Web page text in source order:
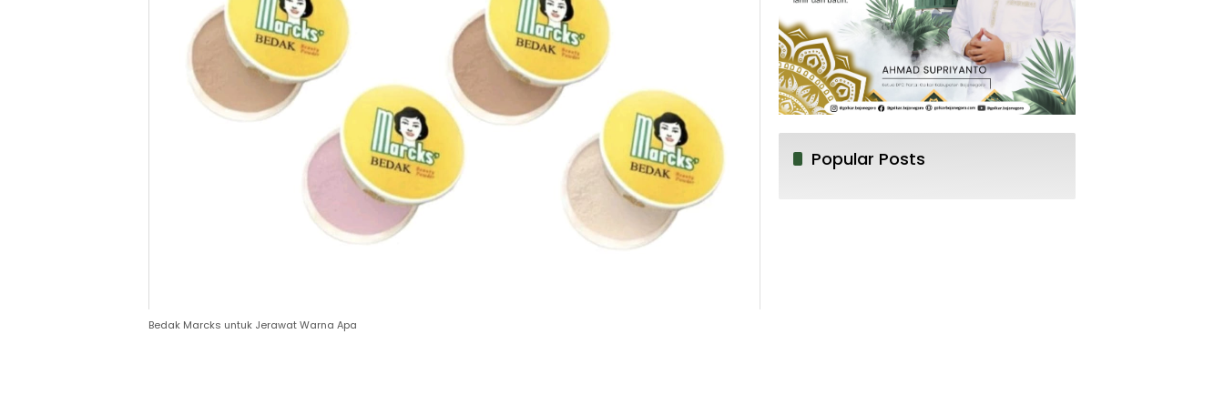
Bedak Marcks untuk Jerawat Warna Apa
Popular Posts